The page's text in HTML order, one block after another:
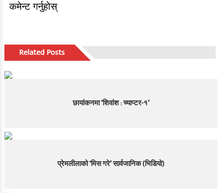
कमेन्ट गर्नुहोस्
Related Posts
छायांकनमा ‘शिवांश : च्याप्टर-१’
प्रेमलीलाको ‘मिस गरे’ सार्वजानिक (भिडियो)